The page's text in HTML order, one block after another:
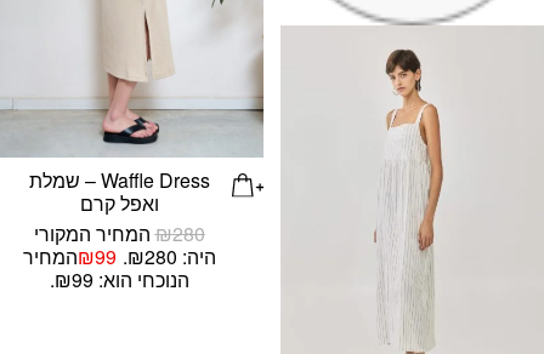
Waffle Dress – שמלת
ואפל קרם
₪280
המחיר המקורי
היה: ₪280.
₪99
המחיר
הנוכחי הוא: ₪99.